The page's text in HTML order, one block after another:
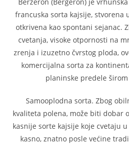
francuska sorta kajsije, stvorena
otkrivena kao spontani sejanac.
cvetanja, visoke otpornosti na
zrenja i izuzetno čvrstog ploda,
komercijalna sorta za
planinske predele
Samooplodna sorta. Zbog
kvaliteta polena, može biti dobar
kasnije sorte kajsije koje cvetaju
kasno, znatno posle većine